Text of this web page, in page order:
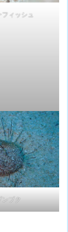
フィッシュ
ンブク